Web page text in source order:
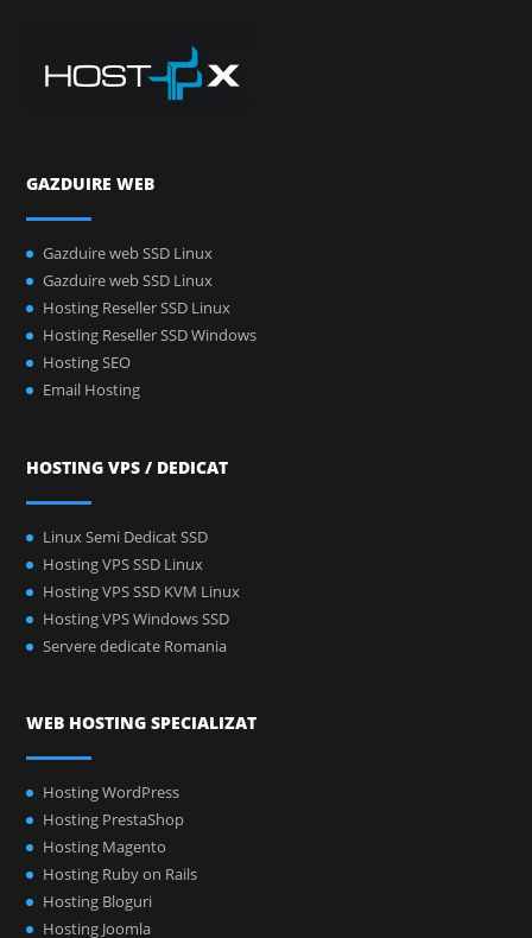
GAZDUIRE WEB
Gazduire web SSD Linux
Gazduire web SSD Linux
Hosting Reseller SSD Linux
Hosting Reseller SSD Windows
Hosting SEO
Email Hosting
HOSTING VPS / DEDICAT
Linux Semi Dedicat SSD
Hosting VPS SSD Linux
Hosting VPS SSD KVM Linux
Hosting VPS Windows SSD
Servere dedicate Romania
WEB HOSTING SPECIALIZAT
Hosting WordPress
Hosting PrestaShop
Hosting Magento
Hosting Ruby on Rails
Hosting Bloguri
Hosting Joomla